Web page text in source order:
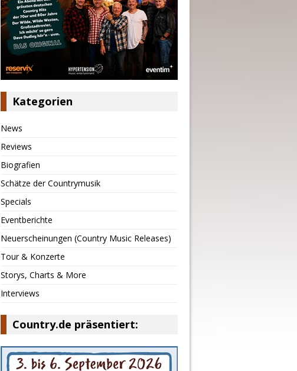
Kategorien
News
Reviews
Biografien
Schätze der Countrymusik
Specials
Eventberichte
Neuerscheinungen (Country Music Releases)
Tour & Konzerte
Storys, Charts & More
Interviews
Country.de präsentiert: